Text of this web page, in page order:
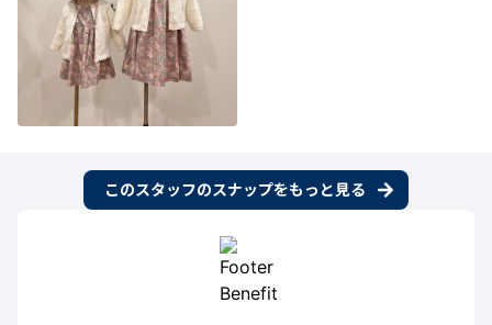
このスタッフのスナップをもっと見る